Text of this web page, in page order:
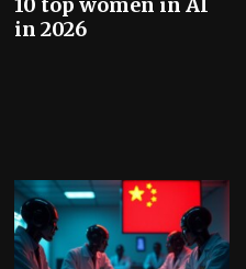
in 2026